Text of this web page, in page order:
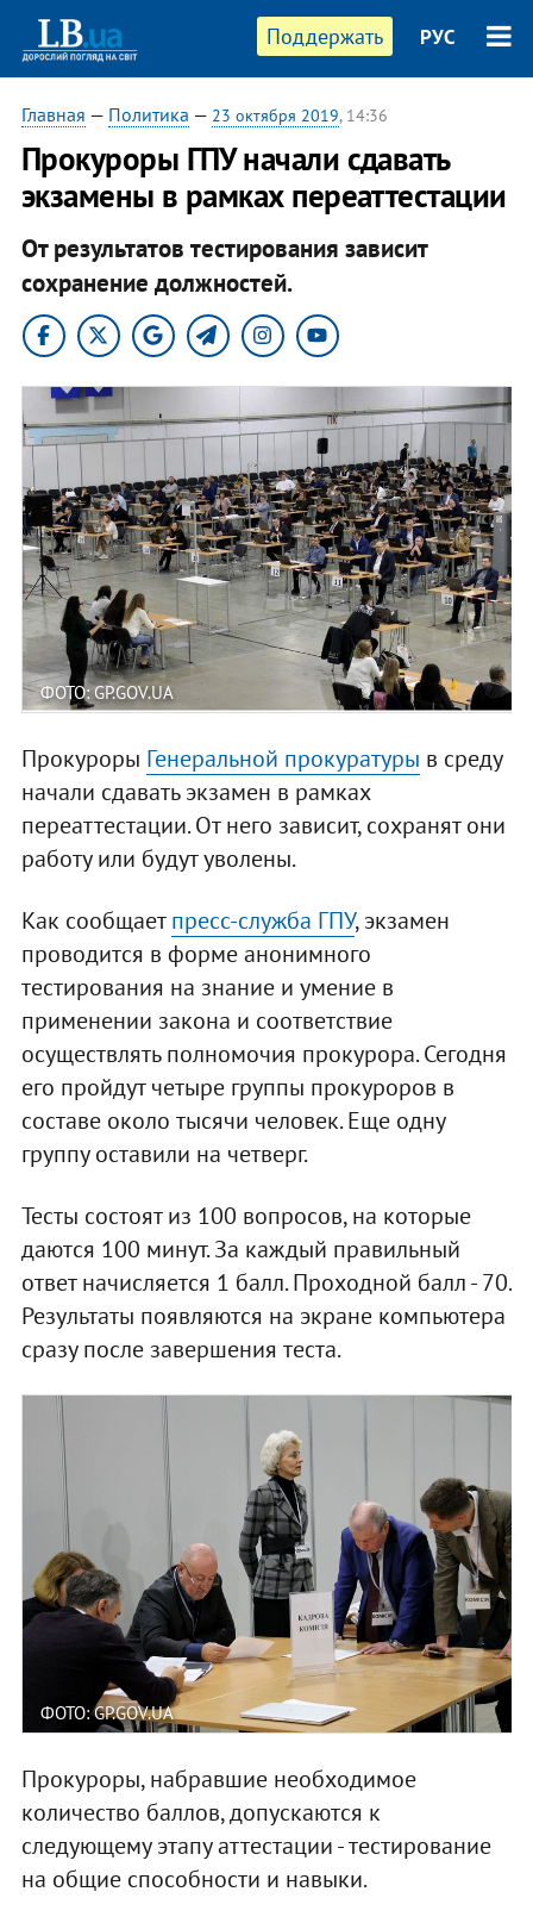
Поддержать РУС
Главная — Политика — 23 октября 2019, 14:36
Прокуроры ГПУ начали сдавать
экзамены в рамках переаттестации
От результатов тестирования зависит
сохранение должностей.
ФОТО: GP.GOV.UA
Прокуроры Генеральной прокуратуры в среду
начали сдавать экзамен в рамках
переаттестации. От него зависит, сохранят они
работу или будут уволены.
Как сообщаетпресс-служба ГПУ, экзамен
проводится в форме анонимного
тестирования на знание и умение в
применении закона и соответствие
осуществлять полномочия прокурора. Сегодня
его пройдут четыре группы прокуроров в
составе около тысячи человек. Еще одну
группу оставили на четверг.
Тесты состоят из 100 вопросов, на которые
даются 100 минут. За каждый правильный
ответ начисляется 1 балл. Проходной балл - 70.
Результаты появляются на экране компьютера
сразу после завершения теста.
ФОТО: GP.GOV.UA
Прокуроры, набравшие необходимое
количество баллов, допускаются к
следующему этапу аттестации - тестирование
на общие способности и навыки.